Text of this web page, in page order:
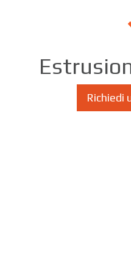
Richiedi